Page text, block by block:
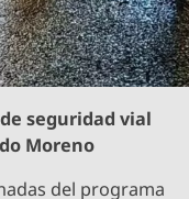
seguridad vial
Moreno
del programa